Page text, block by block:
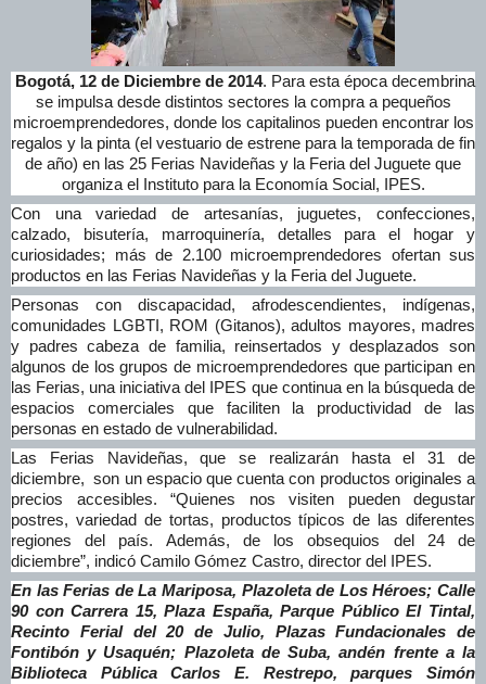
Bogotá, 12 de Diciembre de 2014. Para esta época decembrina
se impulsa desde distintos sectores la compra a pequeños
microemprendedores, donde los capitalinos pueden encontrar los
regalos y la pinta (el vestuario de estrene para la temporada de fin
de año) en las 25 Ferias Navideñas y la Feria del Juguete que
organiza el Instituto para la Economía Social, IPES.
Con una variedad de artesanías, juguetes, confecciones,
calzado, bisutería, marroquinería, detalles para el hogar y
curiosidades; más de 2.100 microemprendedores ofertan sus
productos en las Ferias Navideñas y la Feria del Juguete.
Personas con discapacidad, afrodescendientes, indígenas,
comunidades LGBTI, ROM (Gitanos), adultos mayores, madres
y padres cabeza de familia, reinsertados y desplazados son
algunos de los grupos de microemprendedores que participan en
las Ferias, una iniciativa del IPES que continua en la búsqueda de
espacios comerciales que faciliten la productividad de las
personas en estado de vulnerabilidad.
Las Ferias Navideñas, que se realizarán hasta el 31 de
diciembre, son un espacio que cuenta con productos originales a
precios accesibles. “Quienes nos visiten pueden degustar
postres, variedad de tortas, productos típicos de las diferentes
regiones del país. Además, de los obsequios del 24 de
diciembre”, indicó Camilo Gómez Castro, director del IPES.
En las Ferias de La Mariposa, Plazoleta de Los Héroes; Calle
90 con Carrera 15, Plaza España, Parque Público El Tintal,
Recinto Ferial del 20 de Julio, Plazas Fundacionales de
Fontibón y Usaquén; Plazoleta de Suba, andén frente a la
Biblioteca Pública Carlos E. Restrepo, parques Simón